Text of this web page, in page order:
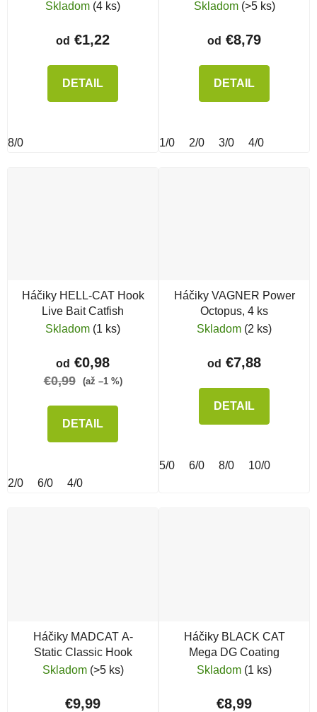
Skladom (4 ks)
od €1,22
DETAIL
8/0
Skladom (>5 ks)
od €8,79
DETAIL
1/0 2/0 3/0 4/0
Háčiky HELL-CAT Hook
Live Bait Catfish
Skladom (1 ks)
od €0,98
€0,99 (až –1 %)
DETAIL
2/0 6/0 4/0
Háčiky VAGNER Power
Octopus, 4 ks
Skladom (2 ks)
od €7,88
DETAIL
5/0 6/0 8/0 10/0
Háčiky MADCAT A-
Static Classic Hook
Skladom (>5 ks)
€9,99
Háčiky BLACK CAT
Mega DG Coating
Skladom (1 ks)
€8,99